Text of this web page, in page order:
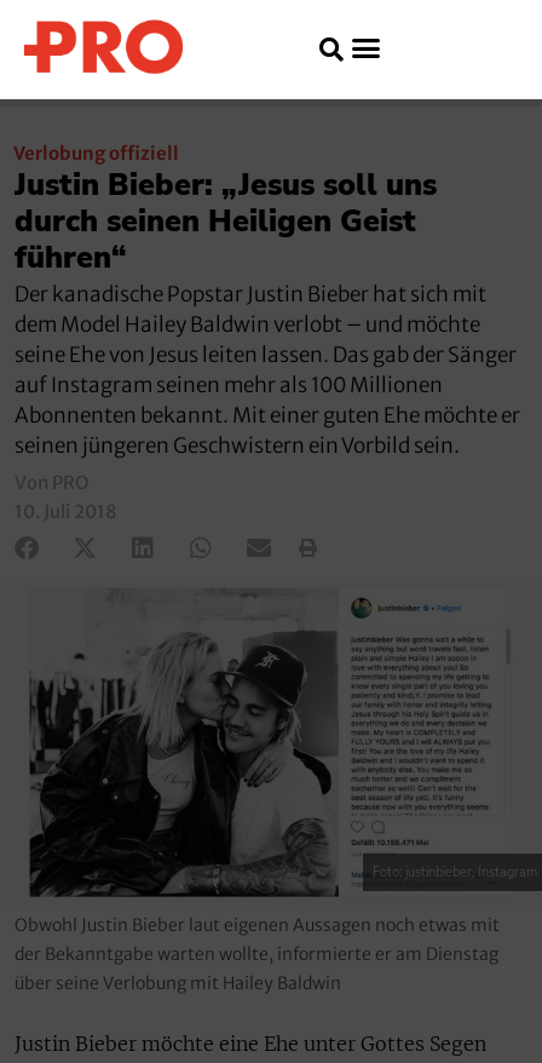
Verlobung offiziell
Justin Bieber: „Jesus soll uns
durch seinen Heiligen Geist
führen“
Der kanadische Popstar Justin Bieber hat sich mit
dem Model Hailey Baldwin verlobt – und möchte
seine Ehe von Jesus leiten lassen. Das gab der Sänger
auf Instagram seinen mehr als 100 Millionen
Abonnenten bekannt. Mit einer guten Ehe möchte er
seinen jüngeren Geschwistern ein Vorbild sein.
Von PRO
10. Juli 2018
Foto: justinbieber, Instagram
Obwohl Justin Bieber laut eigenen Aussagen noch etwas mit
der Bekanntgabe warten wollte, informierte er am Dienstag
über seine Verlobung mit Hailey Baldwin
Justin Bieber möchte eine Ehe unter Gottes Segen